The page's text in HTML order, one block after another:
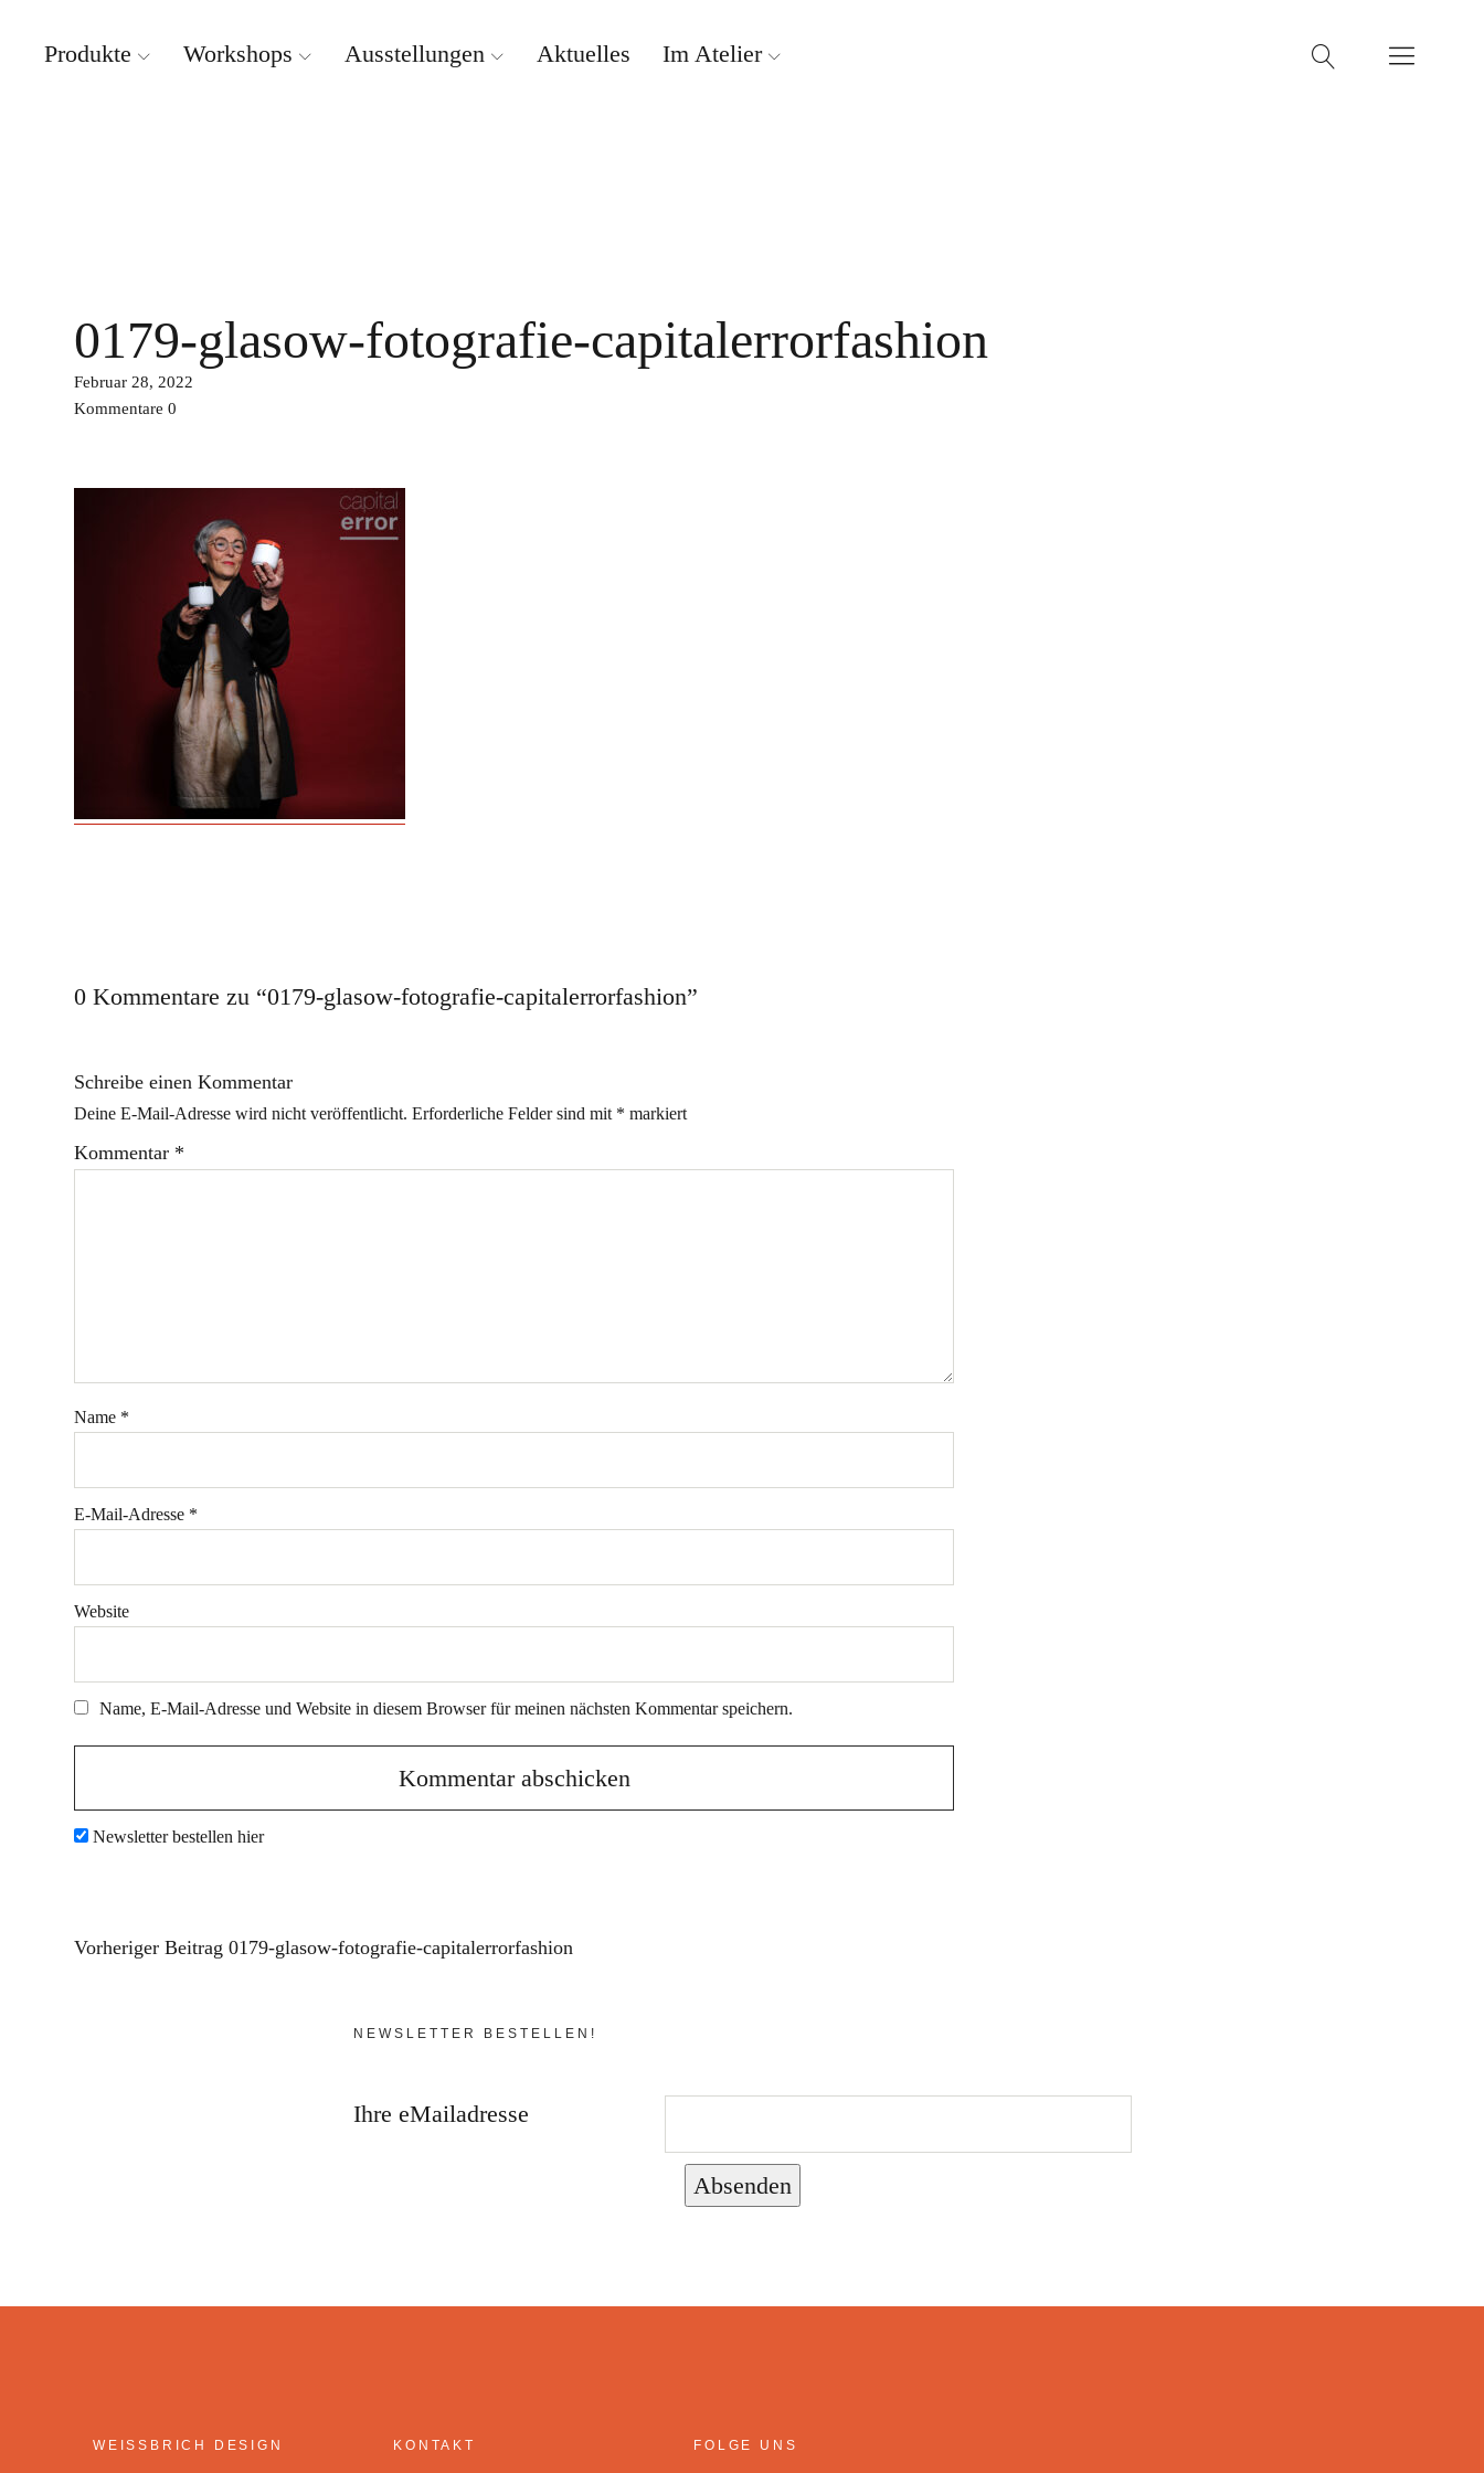
Produkte Workshops Ausstellungen Aktuelles Im Atelier
0179-glasow-fotografie-capitalerrorfashion
Februar 28, 2022
Kommentare 0
0 Kommentare zu “0179-glasow-fotografie-capitalerrorfashion”
Schreibe einen Kommentar
Deine E-Mail-Adresse wird nicht veröffentlicht. Erforderliche Felder sind mit * markiert
Kommentar *
Name *
E-Mail-Adresse *
Website
Name, E-Mail-Adresse und Website in diesem Browser für meinen nächsten Kommentar speichern.
Newsletter bestellen hier
Vorheriger Beitrag 0179-glasow-fotografie-capitalerrorfashion
NEWSLETTER BESTELLEN!
Ihre eMailadresse
Absenden
WEISSBRICH DESIGN KONTAKT FOLGE UNS